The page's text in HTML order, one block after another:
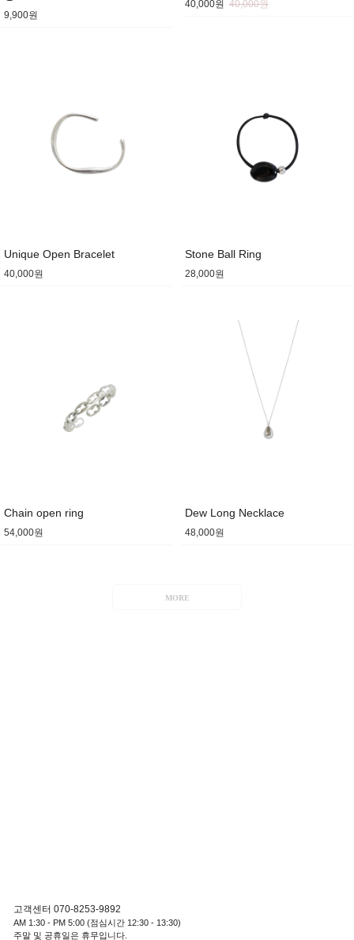
9,900원
40,000원 40,000원
Unique Open Bracelet
40,000원
Stone Ball Ring
28,000원
Chain open ring
54,000원
Dew Long Necklace
48,000원
MORE
고객센터 070-8253-9892
AM 1:30 - PM 5:00 (점심시간 12:30 - 13:30)
주말 및 공휴일은 휴무입니다.